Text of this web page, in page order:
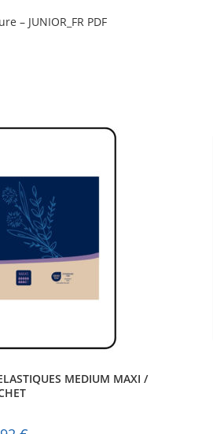
– JUNIOR_FR PDF
MEDIUM MAXI /